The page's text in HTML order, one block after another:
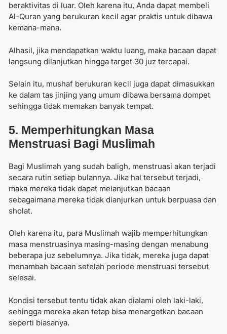
beraktivitas di luar. Oleh karena itu, Anda dapat membeli
Al-Quran yang berukuran kecil agar praktis untuk dibawa
kemana-mana.
Alhasil, jika mendapatkan waktu luang, maka bacaan dapat
langsung dilanjutkan hingga target 30 juz tercapai.
Selain itu, mushaf berukuran kecil juga dapat dimasukkan
ke dalam tas jinjing yang umum dibawa bersama dompet
sehingga tidak memakan banyak tempat.
5. Memperhitungkan Masa
Menstruasi Bagi Muslimah
Bagi Muslimah yang sudah baligh, menstruasi akan terjadi
secara rutin setiap bulannya. Jika hal tersebut terjadi,
maka mereka tidak dapat melanjutkan bacaan
sebagaimana mereka tidak dianjurkan untuk berpuasa dan
sholat.
Oleh karena itu, para Muslimah wajib memperhitungkan
masa menstruasinya masing-masing dengan menabung
beberapa juz sebelumnya. Jika tidak, mereka juga dapat
menambah bacaan setelah periode menstruasi tersebut
selesai.
Kondisi tersebut tentu tidak akan dialami oleh laki-laki,
sehingga mereka akan tetap bisa menargetkan bacaan
seperti biasanya.